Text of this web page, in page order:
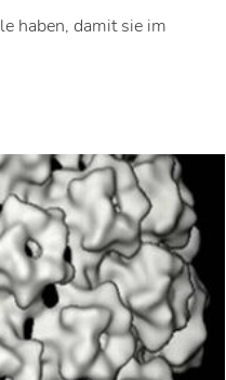
haben, damit sie im